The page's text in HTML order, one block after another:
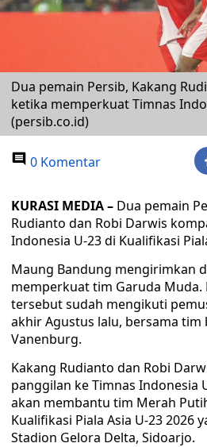
Dua pemain Persib, Kakang
ketika memperkuat Timnas
(persib.co.id)
0 Komentar
KURASI MEDIA – Dua pemain
Rudianto dan Robi Darwis
Indonesia U-23 di Kualifikasi
Maung Bandung mengirimkan
memperkuat tim Garuda Muda.
tersebut sudah mengikuti
akhir Agustus lalu, bersama tim
Vanenburg.
Kakang Rudianto dan Robi
panggilan ke Timnas Indonesia
akan membantu tim Merah
Kualifikasi Piala Asia U-23 2026
Stadion Gelora Delta, Sidoarjo.